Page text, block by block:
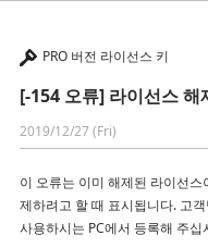
サードパーティ製アプリ
よびCubism SDKの新機
타임라인의 마지막 프레임
알파 버전의 Cubism
은 다른 버전에서 열 수 있
Cubism Editor・Viewer가
（Windows）
트라이얼 버전을 이용하
[-1005 오류] 라이선스 인
체를 고려 중인 경우
PRO 버전 라이선스 키
[-154 오류] 라이선스 해
2019/12/27 (Fri)
이 오류는 이미 해제된 라이선
제하려고 할 때 표시됩니다. 고
사용하시는 PC에서 등록해 주십